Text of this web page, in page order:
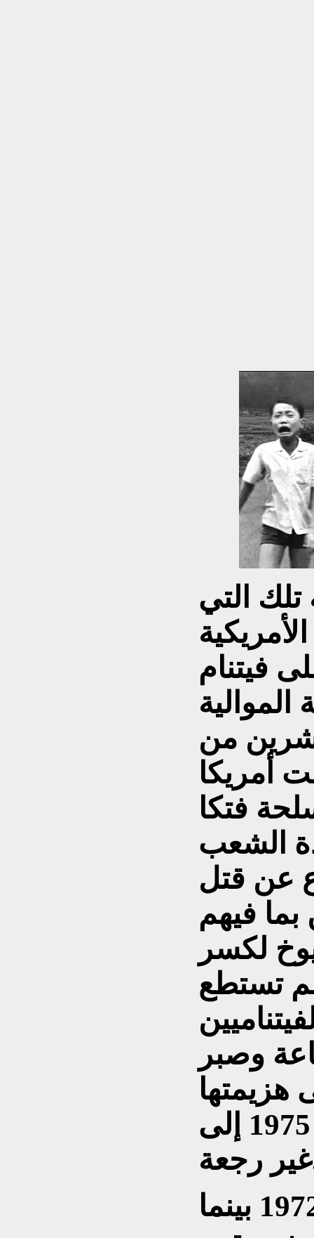
التي
فيتنام
الموالية
من
أمريكا
فتكا
الشعب
عن قتل
بما فيهم
لكسر
تستطع
وصبر
هزيمتها
ورحيلها من بلادهم سنة 1975 إلى
في صباح يوم 8 حزيران 1972 بينما